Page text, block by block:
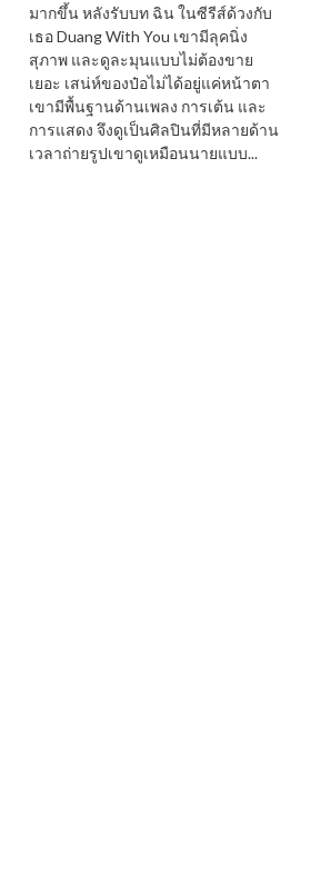
มากขึ้น หลังรับบท ฉิน ในซีรีส์ด้วงกับ
เธอ Duang With You เขามีลุคนิ่ง
สุภาพ และดูละมุนแบบไม่ต้องขาย
เยอะ เสน่ห์ของป๋อไม่ได้อยู่แค่หน้าตา
เขามีพื้นฐานด้านเพลง การเต้น และ
การแสดง จึงดูเป็นศิลปินที่มีหลายด้าน
เวลาถ่ายรูปเขาดูเหมือนนายแบบ...